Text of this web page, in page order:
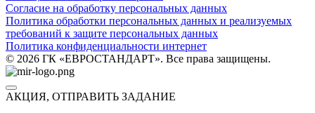
Согласие на обработку персональных данных
Политика обработки персональных данных и реализуемых
требований к защите персональных данных
Политика конфиденциальности интернет
© 2026 ГК «ЕВРОСТАНДАРТ». Все права защищены.
АКЦИЯ, ОТПРАВИТЬ ЗАДАНИЕ